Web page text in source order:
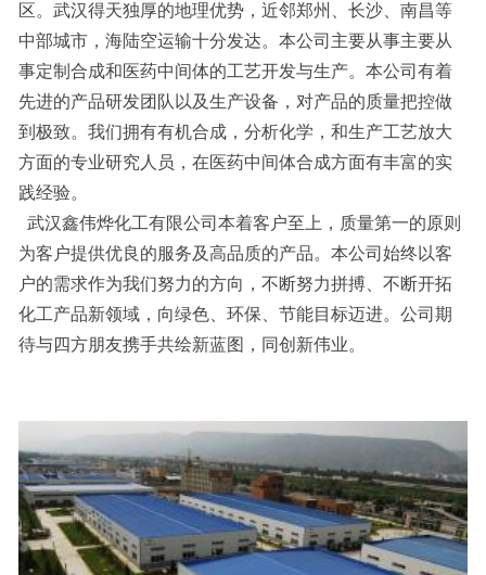
区。武汉得天独厚的地理优势，近邻郑州、长沙、南昌等
中部城市，海陆空运输十分发达。本公司主要从事主要从
事定制合成和医药中间体的工艺开发与生产。本公司有着
先进的产品研发团队以及生产设备，对产品的质量把控做
到极致。我们拥有有机合成，分析化学，和生产工艺放大
方面的专业研究人员，在医药中间体合成方面有丰富的实
践经验。
武汉鑫伟烨化工有限公司本着客户至上，质量第一的原则
为客户提供优良的服务及高品质的产品。本公司始终以客
户的需求作为我们努力的方向，不断努力拼搏、不断开拓
化工产品新领域，向绿色、环保、节能目标迈进。公司期
待与四方朋友携手共绘新蓝图，同创新伟业。